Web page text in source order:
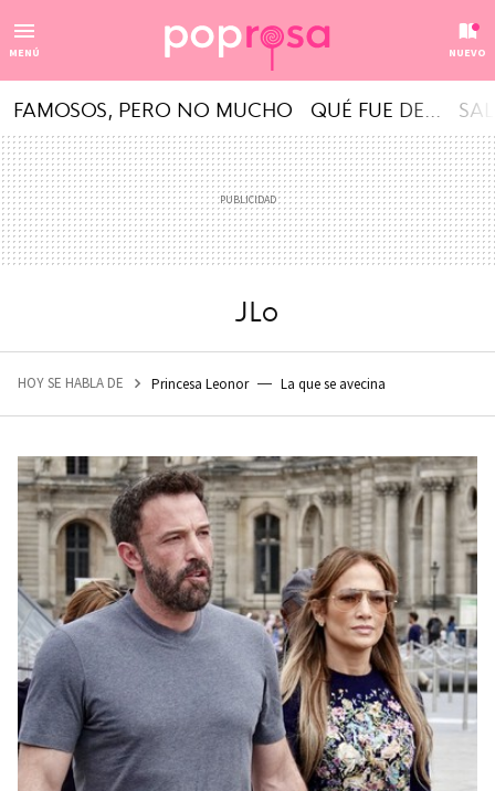
MENÚ NUEVO
FAMOSOS, PERO NO MUCHO QUÉ FUE DE...
JLo
HOY SE HABLA DE Princesa Leonor La que se avecina